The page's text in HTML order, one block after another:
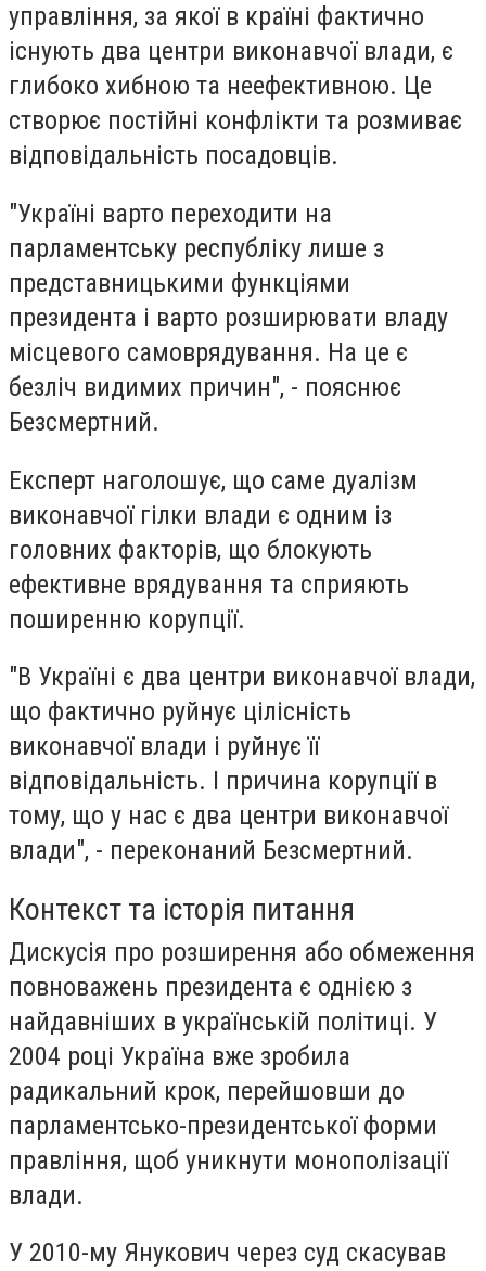
управління, за якої в країні фактично
існують два центри виконавчої влади, є
глибоко хибною та неефективною. Це
створює постійні конфлікти та розмиває
відповідальність посадовців.
"Україні варто переходити на
парламентську республіку лише з
представницькими функціями
президента і варто розширювати владу
місцевого самоврядування. На це є
безліч видимих причин", - пояснює
Безсмертний.
Експерт наголошує, що саме дуалізм
виконавчої гілки влади є одним із
головних факторів, що блокують
ефективне врядування та сприяють
поширенню корупції.
"В Україні є два центри виконавчої влади,
що фактично руйнує цілісність
виконавчої влади і руйнує її
відповідальність. І причина корупції в
тому, що у нас є два центри виконавчої
влади", - переконаний Безсмертний.
Контекст та історія питання
Дискусія про розширення або обмеження
повноважень президента є однією з
найдавніших в українській політиці. У
2004 році Україна вже зробила
радикальний крок, перейшовши до
парламентсько-президентської форми
правління, щоб уникнути монополізації
влади.
У 2010-му Янукович через суд скасував